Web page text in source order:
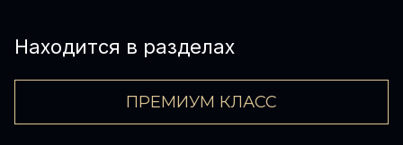
Находится в разделах
ПРЕМИУМ КЛАСС